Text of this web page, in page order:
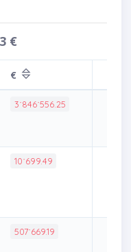
€
€
3˙846˙556.25
10˙699.49
507˙669.19